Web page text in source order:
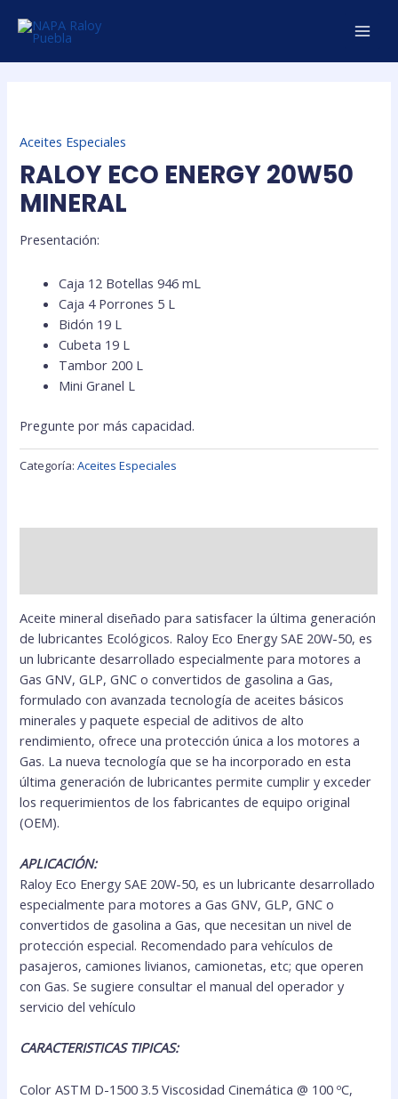
Aceites Especiales
RALOY ECO ENERGY 20W50
MINERAL
Presentación:
Caja 12 Botellas 946 mL
Caja 4 Porrones 5 L
Bidón 19 L
Cubeta 19 L
Tambor 200 L
Mini Granel L
Pregunte por más capacidad.
Categoría:Aceites Especiales
Aceite mineral diseñado para satisfacer la última generación
de lubricantes Ecológicos. Raloy Eco Energy SAE 20W-50, es
un lubricante desarrollado especialmente para motores a
Gas GNV, GLP, GNC o convertidos de gasolina a Gas,
formulado con avanzada tecnología de aceites básicos
minerales y paquete especial de aditivos de alto
rendimiento, ofrece una protección única a los motores a
Gas. La nueva tecnología que se ha incorporado en esta
última generación de lubricantes permite cumplir y exceder
los requerimientos de los fabricantes de equipo original
(OEM).
APLICACIÓN:
Raloy Eco Energy SAE 20W-50, es un lubricante desarrollado
especialmente para motores a Gas GNV, GLP, GNC o
convertidos de gasolina a Gas, que necesitan un nivel de
protección especial. Recomendado para vehículos de
pasajeros, camiones livianos, camionetas, etc; que operen
con Gas. Se sugiere consultar el manual del operador y
servicio del vehículo
CARACTERISTICAS TIPICAS:
Color ASTM D-1500 3.5 Viscosidad Cinemática @ 100 ºC,